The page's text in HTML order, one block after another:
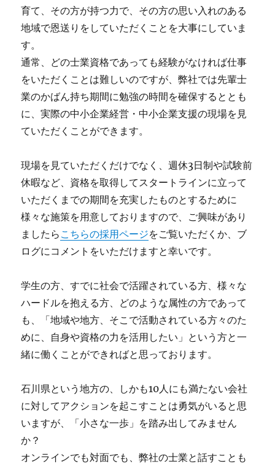
育て、その方が持つ力で、その方の思い入れのある
地域で恩送りをしていただくことを大事にしていま
す。
通常、どの士業資格であっても経験がなければ仕事
をいただくことは難しいのですが、弊社では先輩士
業のかばん持ち期間に勉強の時間を確保するととも
に、実際の中小企業経営・中小企業支援の現場を見
ていただくことができます。
現場を見ていただくだけでなく、週休3日制や試験前
休暇など、資格を取得してスタートラインに立って
いただくまでの期間を充実したものとするために
様々な施策を用意しておりますので、ご興味があり
ましたら こちらの採用ページをご覧いただくか、ブ
ログにコメントをいただけますと幸いです。
学生の方、すでに社会で活躍されている方、様々な
ハードルを抱える方、どのような属性の方であって
も、「地域や地方、そこで活動されている方々のた
めに、自身や資格の力を活用したい」という方と一
緒に働くことができればと思っております。
石川県という地方の、しかも10人にも満たない会社
に対してアクションを起こすことは勇気がいると思
いますが、「小さな一歩」を踏み出してみません
か？
オンラインでも対面でも、弊社の士業と話すことも